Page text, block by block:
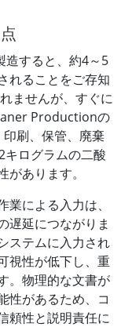
造すると、約4～5
れることをご存知
ませんが、すぐに
Productionの
刷、保管、廃棄
キログラムの二酸
あります。
による入力は、
遅延につながりま
ステムに入力され
視性が低下し、重
。物理的な文書が
性があるため、コ
頼性と説明責任に